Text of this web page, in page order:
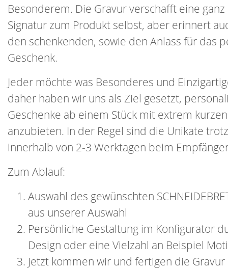
Besonderem. Die Gravur verschafft eine
Signatur zum Produkt selbst, aber erinnert
den schenkenden, sowie den Anlass für das
Geschenk.
Jeder möchte was Besonderes und
daher haben wir uns als Ziel gesetzt,
Geschenke ab einem Stück mit extrem
anzubieten. In der Regel sind die Unikate
innerhalb von 2-3 Werktagen beim
Zum Ablauf:
Auswahl des gewünschten
aus unserer Auswahl
Persönliche Gestaltung im Konfigurator
Design oder eine Vielzahl an Beispiel
Jetzt kommen wir und fertigen die